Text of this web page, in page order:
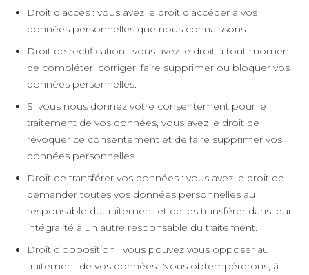
Droit d’accès : vous avez le droit d’accéder à vos
données personnelles que nous connaissons.
Droit de rectification : vous avez le droit à tout moment
de compléter, corriger, faire supprimer ou bloquer vos
données personnelles.
Si vous nous donnez votre consentement pour le
traitement de vos données, vous avez le droit de
révoquer ce consentement et de faire supprimer vos
données personnelles.
Droit de transférer vos données : vous avez le droit de
demander toutes vos données personnelles au
responsable du traitement et de les transférer dans leur
intégralité à un autre responsable du traitement.
Droit d’opposition : vous pouvez vous opposer au
traitement de vos données. Nous obtempérerons, à